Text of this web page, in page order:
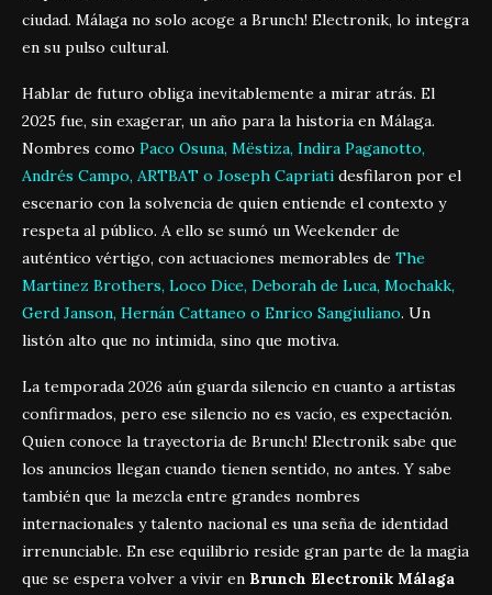
ciudad. Málaga no solo acoge a Brunch! Electronik, lo integra
en su pulso cultural.
Hablar de futuro obliga inevitablemente a mirar atrás. El
2025 fue, sin exagerar, un año para la historia en Málaga.
Nombres como Paco Osuna, Mëstiza, Indira Paganotto,
Andrés Campo, ARTBAT o Joseph Capriati desfilaron por el
escenario con la solvencia de quien entiende el contexto y
respeta al público. A ello se sumó un Weekender de
auténtico vértigo, con actuaciones memorables de The
Martinez Brothers, Loco Dice, Deborah de Luca, Mochakk,
Gerd Janson, Hernán Cattaneo o Enrico Sangiuliano. Un
listón alto que no intimida, sino que motiva.
La temporada 2026 aún guarda silencio en cuanto a artistas
confirmados, pero ese silencio no es vacío, es expectación.
Quien conoce la trayectoria de Brunch! Electronik sabe que
los anuncios llegan cuando tienen sentido, no antes. Y sabe
también que la mezcla entre grandes nombres
internacionales y talento nacional es una seña de identidad
irrenunciable. En ese equilibrio reside gran parte de la magia
que se espera volver a vivir en Brunch Electronik Málaga